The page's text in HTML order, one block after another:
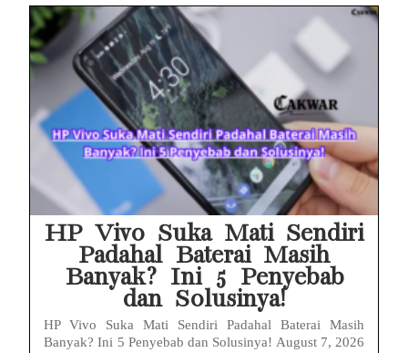
HP Vivo Suka Mati Sendiri
Padahal Baterai Masih
Banyak? Ini 5 Penyebab
dan Solusinya!
HP Vivo Suka Mati Sendiri Padahal Baterai Masih
Banyak? Ini 5 Penyebab dan Solusinya! August 7, 2026